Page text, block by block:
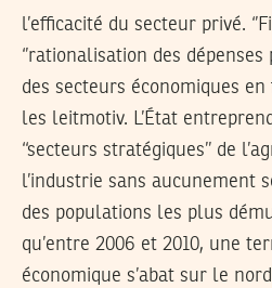
l’efficacité du secteur privé.
‘’rationalisation des dépenses
des secteurs économiques
les leitmotiv. L’État
‘‘secteurs stratégiques’’ de
l’industrie sans aucunement
des populations les plus
qu’entre 2006 et 2010, une
économique s’abat sur le